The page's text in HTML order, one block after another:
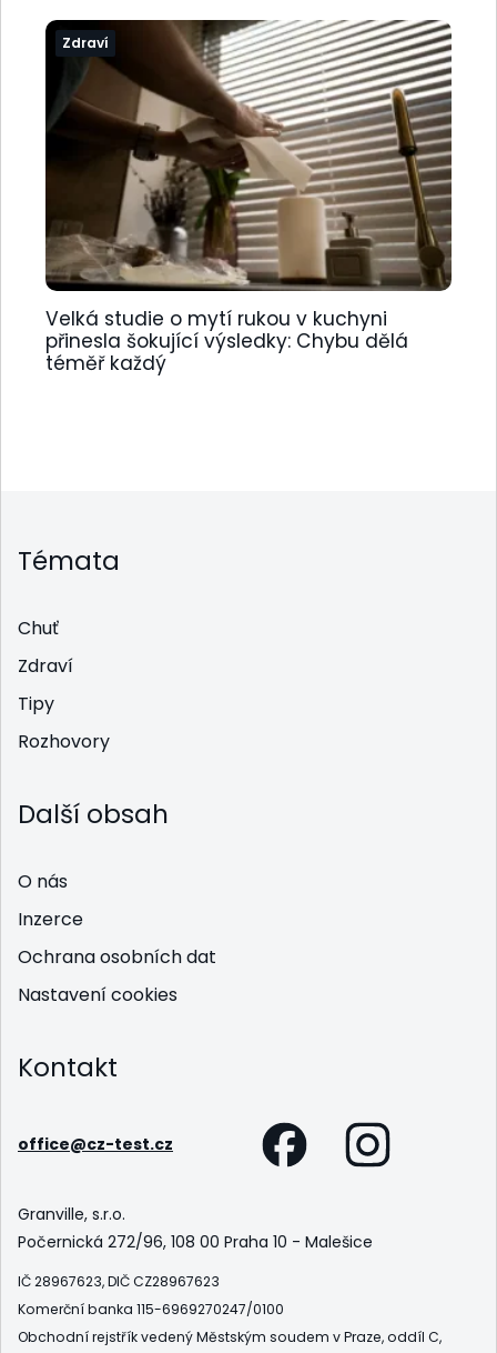
Zdraví
Velká studie o mytí rukou v kuchyni
přinesla šokující výsledky: Chybu dělá
téměř každý
Témata
Chuť
Zdraví
Tipy
Rozhovory
Další obsah
O nás
Inzerce
Ochrana osobních dat
Nastavení cookies
Kontakt
office@cz-test.cz
Granville, s.r.o.
Počernická 272/96, 108 00 Praha 10 - Malešice
IČ 28967623, DIČ CZ28967623
Komerční banka 115-6969270247/0100
Obchodní rejstřík vedený Městským soudem v Praze, oddíl C,